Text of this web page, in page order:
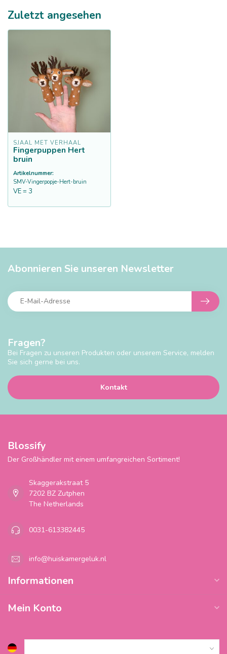
Zuletzt angesehen
SJAAL MET VERHAAL
Fingerpuppen Hert
bruin
Artikelnummer:
SMV-Vingerpopje-Hert-bruin
VE = 3
Fragen?
Bei Fragen zu unseren Produkten oder unserem Service, melden
Sie sich gerne bei uns.
Kontakt
Abonnieren Sie unseren Newsletter
Blossify
Der Großhändler mit einem umfangreichen Sortiment!
Skaggerakstraat 5
7202 BZ Zutphen
The Netherlands
0031-613382445
info@huiskamergeluk.nl
Informationen
Mein Konto